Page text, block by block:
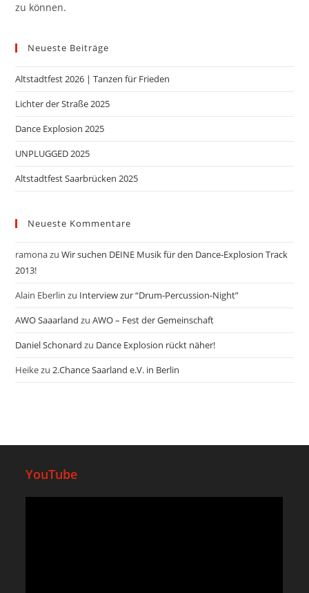
zu können.
Neueste Beiträge
Altstadtfest 2026 | Tanzen für Frieden
Lichter der Straße 2025
Dance Explosion 2025
UNPLUGGED 2025
Altstadtfest Saarbrücken 2025
Neueste Kommentare
ramonazuWir suchen DEINE Musik für den Dance-Explosion Track
2013!
Alain Eberlin zu Interview zur “Drum-Percussion-Night”
AWO Saaarland zuAWO – Fest der Gemeinschaft
Daniel Schonard zu Dance Explosion rückt näher!
Heikezu2.Chance Saarland e.V. in Berlin
YouTube